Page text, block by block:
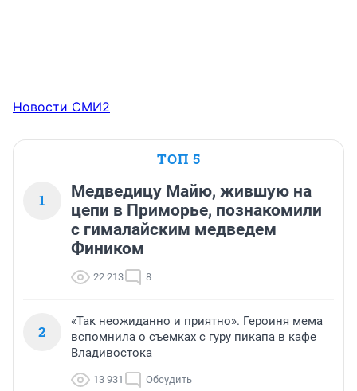
Новости СМИ2
ТОП 5
1
Медведицу Майю, жившую на
цепи в Приморье, познакомили
с гималайским медведем
Фиником
22 213 8
2
«Так неожиданно и приятно». Героиня мема
вспомнила о съемках с гуру пикапа в кафе
Владивостока
13 931 Обсудить